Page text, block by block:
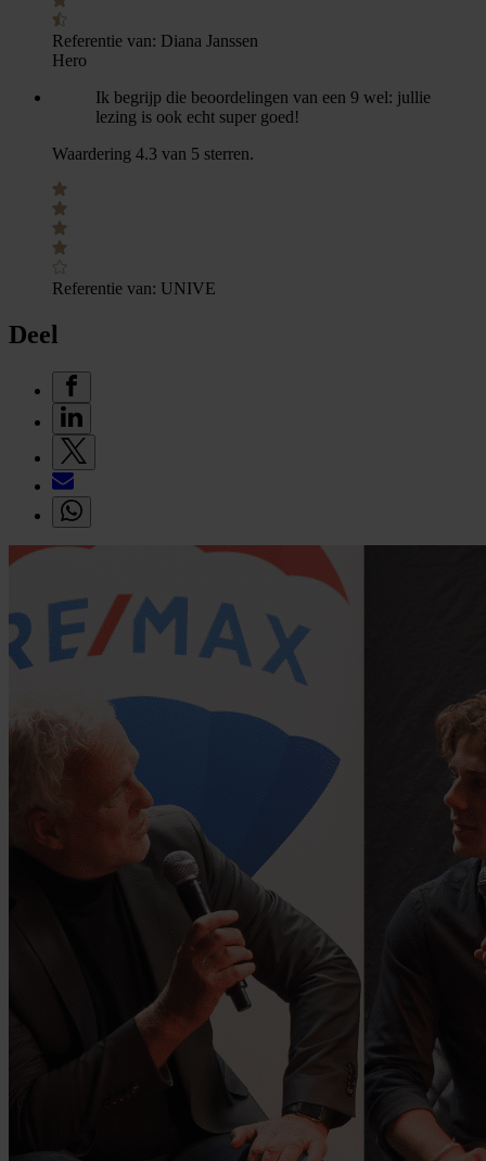
Referentie van: Diana Janssen
Hero
Ik begrijp die beoordelingen van een 9 wel: jullie
lezing is ook echt super goed!
Waardering 4.3 van 5 sterren.
Referentie van: UNIVE
Deel